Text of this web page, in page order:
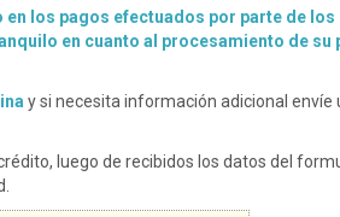
en los pagos efectuados por parte de los
en cuanto al procesamiento de su
y si necesita información adicional envíe
luego de recibidos los datos del